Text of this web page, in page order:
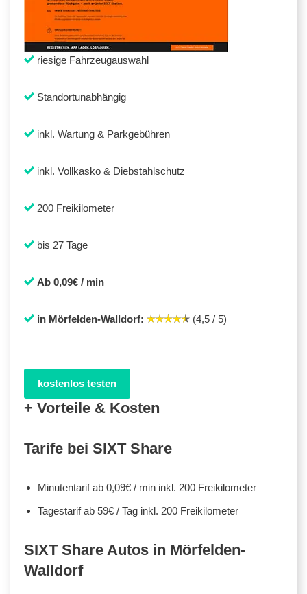
riesige Fahrzeugauswahl
Standortunabhängig
inkl. Wartung & Parkgebühren
inkl. Vollkasko & Diebstahlschutz
200 Freikilometer
bis 27 Tage
Ab 0,09€ / min
in Mörfelden-Walldorf: (4,5 / 5)
kostenlos testen
+ Vorteile & Kosten
Tarife bei SIXT Share
Minutentarif ab 0,09€ / min inkl. 200 Freikilometer
Tagestarif ab 59€ / Tag inkl. 200 Freikilometer
SIXT Share Autos in Mörfelden-
Walldorf